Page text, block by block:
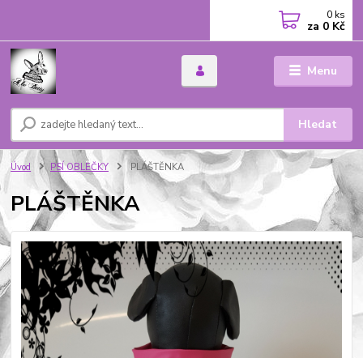
Menu
Hledat
0 ks
za 0 Kč
Úvod PSÍ OBLEČKY PLÁŠTĚNKA
PLÁŠTĚNKA